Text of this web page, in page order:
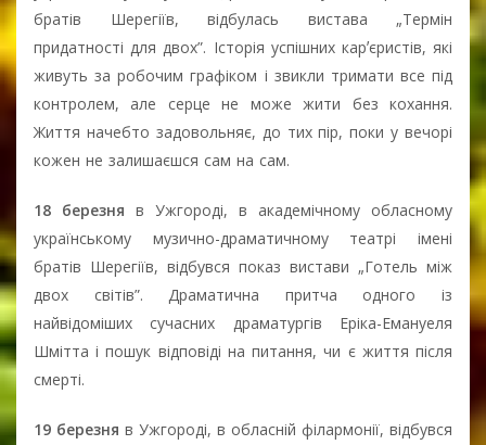
братів Шерегіїв, відбулась вистава „Термін
придатності для двох”. Історія успішних карʼєристів, які
живуть за робочим графіком і звикли тримати все під
контролем, але серце не може жити без кохання.
Життя начебто задовольняє, до тих пір, поки у вечорі
кожен не залишаєшся сам на сам.
18 березня в Ужгороді, в академічному обласному
українському музично-драматичному театрі імені
братів Шерегіїв, відбувся показ вистави „Готель між
двох світів”. Драматична притча одного із
найвідоміших сучасних драматургів Еріка-Емануеля
Шмітта і пошук відповіді на питання, чи є життя після
смерті.
19 березня в Ужгороді, в обласній філармонії, відбувся